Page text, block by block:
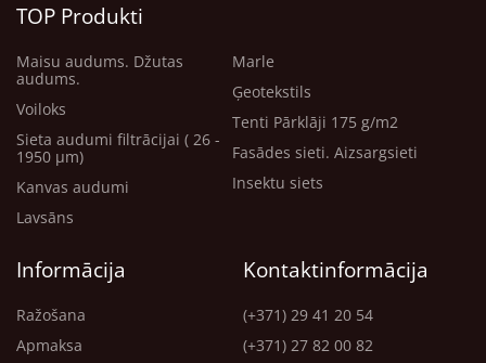
TOP Produkti
Maisu audums. Džutas
audums.
Voiloks
Sieta audumi filtrācijai ( 26 -
1950 μm)
Kanvas audumi
Lavsāns
Marle
Ģeotekstils
Tenti Pārklāji 175 g/m2
Fasādes sieti. Aizsargsieti
Insektu siets
Informācija
Ražošana
Apmaksa
Kontaktinformācija
(+371) 29 41 20 54
(+371) 27 82 00 82